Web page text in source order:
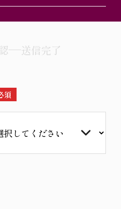
い。
送信完了